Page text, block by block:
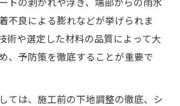
不良による膨れなどが挙げられま
術や選定した材料の品質によって大
、予防策を徹底することが重要で
ては、施工前の下地調整の徹底、シ